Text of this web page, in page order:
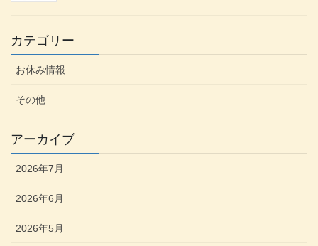
カテゴリー
お休み情報
その他
アーカイブ
2026年7月
2026年6月
2026年5月